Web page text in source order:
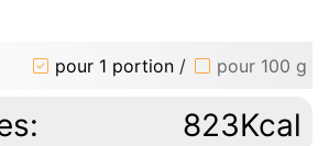
pour 1 portion / pour 100 g
823Kcal